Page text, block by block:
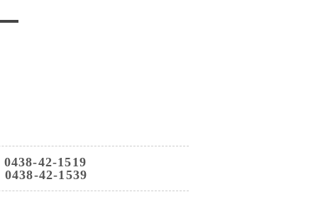
0438-42-1519
42-1539